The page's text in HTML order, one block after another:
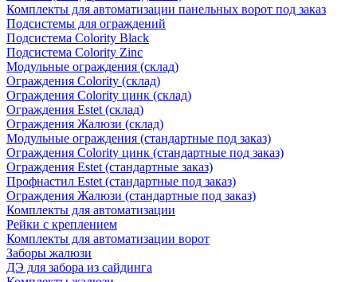
Комплекты для автоматизации панельных ворот под заказ
Подсистемы для ограждений
Подсистема Colority Black
Подсистема Colority Zinc
Модульные ограждения (склад)
Ограждения Colority (склад)
Ограждения Colority цинк (склад)
Ограждения Estet (склад)
Ограждения Жалюзи (склад)
Модульные ограждения (стандартные под заказ)
Ограждения Colority цинк (стандартные под заказ)
Ограждения Estet (стандартные заказ)
Профнастил Estet (стандартные под заказ)
Ограждения Жалюзи (стандартные под заказ)
Комплекты для автоматизации
Рейки с креплением
Комплекты для автоматизации ворот
Заборы жалюзи
ДЭ для забора из сайдинга